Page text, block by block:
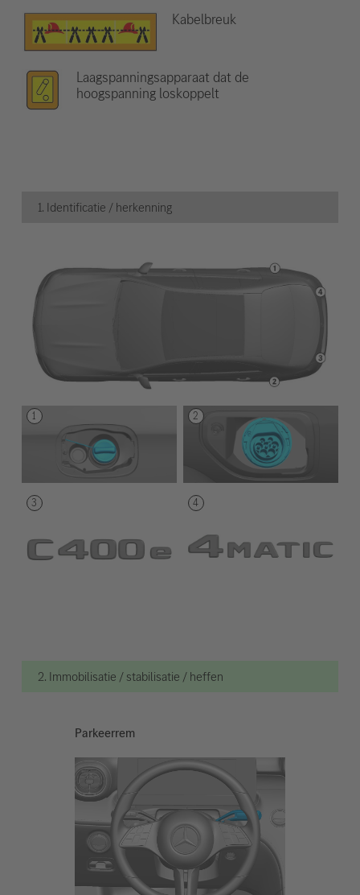
Kabelbreuk
Laagspanningsapparaat dat de
hoogspanning loskoppelt
1. Identificatie / herkenning
2. Immobilisatie / stabilisatie / heffen
Parkeerrem